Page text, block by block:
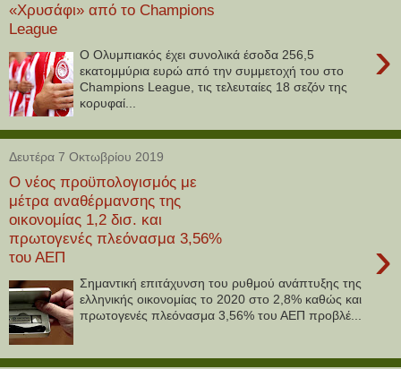
«Χρυσάφι» από το Champions
League
›
Ο Ολυμπιακός έχει συνολικά έσοδα 256,5
εκατομμύρια ευρώ από την συμμετοχή του στο
Champions League, τις τελευταίες 18 σεζόν της
κορυφαί...
Δευτέρα 7 Οκτωβρίου 2019
Ο νέος προϋπολογισμός με
μέτρα αναθέρμανσης της
οικονομίας 1,2 δισ. και
πρωτογενές πλεόνασμα 3,56%
του ΑΕΠ
›
Σημαντική επιτάχυνση του ρυθμού ανάπτυξης της
ελληνικής οικονομίας το 2020 στο 2,8% καθώς και
πρωτογενές πλεόνασμα 3,56% του ΑΕΠ προβλέ...